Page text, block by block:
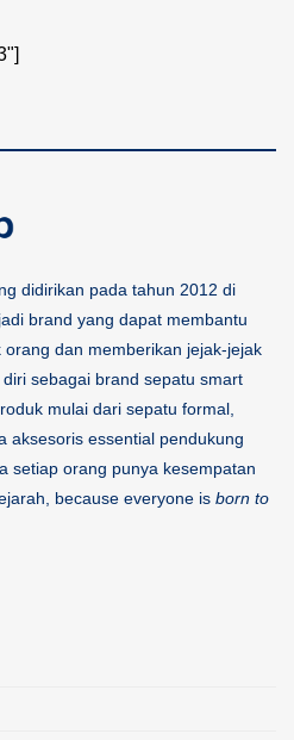
didirikan pada tahun 2012 di
brand yang dapat membantu
dan memberikan jejak-jejak
sebagai brand sepatu smart
mulai dari sepatu formal,
aksesoris essential pendukung
setiap orang punya kesempatan
because everyone is born to